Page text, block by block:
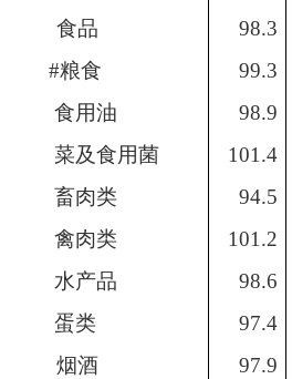
食品 98.3
#粮食
99.3
食用油
98.9
菜及食用菌
101.4
畜肉类
94.5
禽肉类
101.2
水产品
98.6
蛋类
97.4
烟酒
97.9